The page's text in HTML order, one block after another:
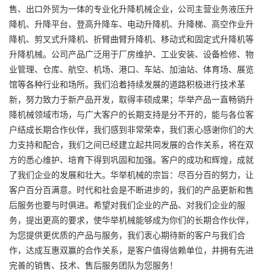
售、出口外贸为一体的专业化升降机械企业，公司主营业务液压升
降机、升降平台、登高升降车、电动升降机、升降梯、高空作业升
降机、剪叉式升降机、折臂曲臂升降机、移动式和固定式升降机等
升降机械。公司产品广泛用于厂房维护、工业安装、设备检修、物
业管理、仓库、航空、机场、港口、车站、加油站、体育场、展览
馆等各种行业和场所。我们沿着持续发展的道路积极进行技术革
新，努力致力于新产品开发，取得丰硕成果；华举产品一直畅销升
降机械领域市场，与广大客户的长期支持是分不开的，能与各位客
户结成长期合作伙伴，我们感到非常荣幸，我们衷心感谢你们的大
力支持和配合，我们之间已经建立起共同发展的合作关系，将在双
方的悉心维护、培育下得到巩固和加强。客户的成功和辉煌，成就
了我们企业的发展和壮大。华举机械的宗旨：尽百分百的努力，让
客户百分百满意。时代和社会是不断进步的，我们的产品更新和售
后服务也要与时俱进。希望对我们企业的产品、对我们企业的服
务，提出更高的要求，使华举机械能够成为你们的长期合作伙伴，
为您提供更优质的产品与服务，我们衷心期待新的客户与我们合
作，达成互惠双赢的合作关系，是客户值得信赖单位，并拥有先进
完善的销售、技术、售后服务团队为您服务！